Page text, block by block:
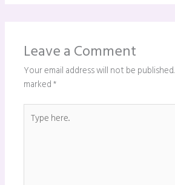
Leave a Comment
Your email address will not be published.
marked*
here..